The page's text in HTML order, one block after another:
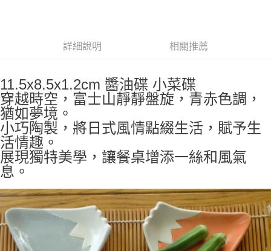
付款後全家取貨
每筆NT$65，滿NT$999(含以上)免運費
7-11取貨付款
每筆NT$65，滿NT$999(含以上)免運費
付款後7-11取貨
每筆NT$65，滿NT$999(含以上)免運費
宅配
每筆NT$100，滿NT$999(含以上)免運費
詳細說明 相關推薦
11.5x8.5x1.2cm 醬油碟 小菜碟
穿越時空，富士山靜靜盤旋，青赤色調，
猶如夢境。
小巧陶製，將日式風情點綴生活，賦予生
活情趣。
展現獨特美學，讓餐桌增添一絲和風氣
息。